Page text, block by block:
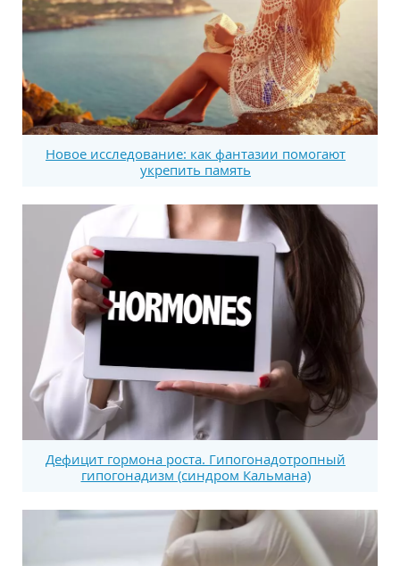
Новое исследование: как фантазии помогают
укрепить память
Дефицит гормона роста. Гипогонадотропный
гипогонадизм (синдром Кальмана)